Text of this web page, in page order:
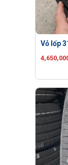
Vỏ lốp